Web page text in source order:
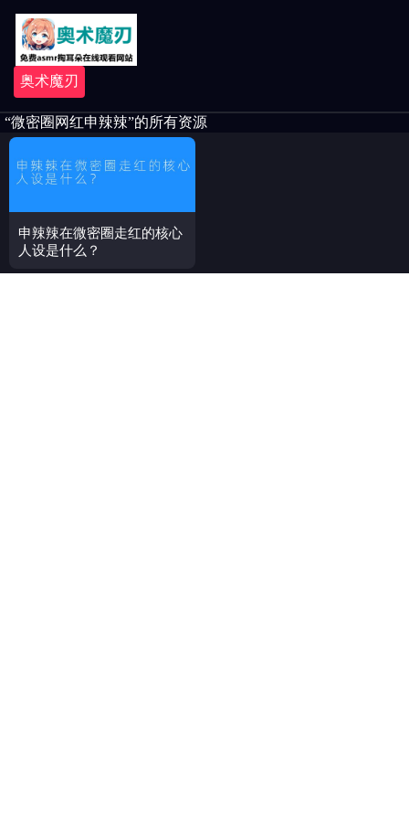
奥术魔刃
“微密圈网红申辣辣”的所有资源
申辣辣在微密圈走红的核心
人设是什么？